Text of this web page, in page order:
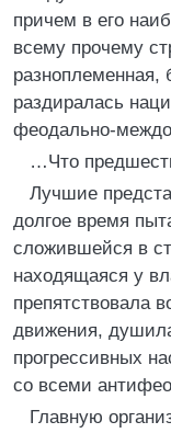
причем в его
всему прочему
раздиралась
феодально-
…Что
Лучшие
долгое время
сложившейся в
находящаяся у
препятствовала
движения,
прогрессивных
со всеми
Главную